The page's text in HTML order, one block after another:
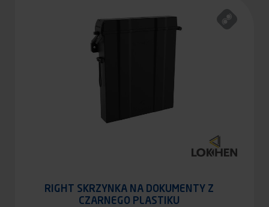
RIGHT SKRZYNKA NA DOKUMENTY Z
CZARNEGO PLASTIKU